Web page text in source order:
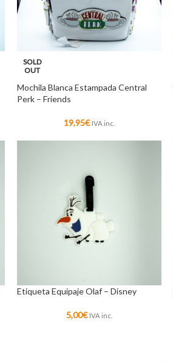
SOLD
OUT
Mochila Blanca Estampada Central
Perk – Friends
19,95€ IVA inc.
Etiqueta Equipaje Olaf – Disney
5,00€ IVA inc.